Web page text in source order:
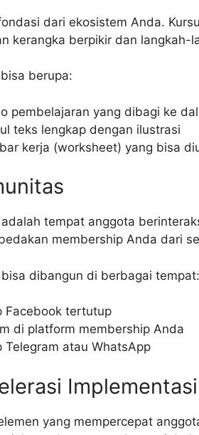
dari ekosistem Anda.
kerangka berpikir dan langkah-
berupa:
pembelajaran yang dibagi ke
teks lengkap dengan ilustrasi
kerja (worksheet) yang bisa
tempat anggota
membership Anda dari
dibangun di berbagai tempat:
Facebook tertutup
di platform membership Anda
Telegram atau WhatsApp
Implementasi
yang mempercepat